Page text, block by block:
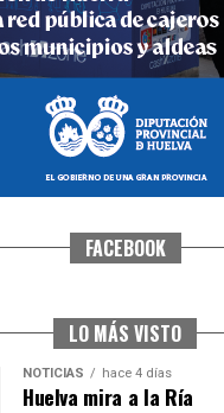
Huelvatv
DE LAS FIESTAS
FACEBOOK
LO MÁS VISTO
NOTICIAS hace 4 días
Huelva mira a la Ría